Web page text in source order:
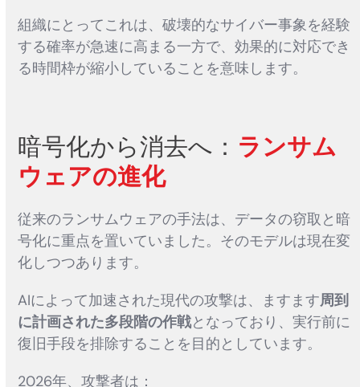
組織にとってこれは、破壊的なサイバー事象を経験
する確率が急速に高まる一方で、効果的に対応でき
る時間枠が縮小していることを意味します。
暗号化から消去へ： ランサム
ウェアの進化
従来のランサムウェアの手法は、データの窃取と暗
号化に重点を置いていました。そのモデルは現在変
化しつつあります。
AIによって加速された現代の攻撃は、ますます周到
に計画された多段階の作戦となっており、実行前に
復旧手段を排除することを目的としています。
2026年、攻撃者は：